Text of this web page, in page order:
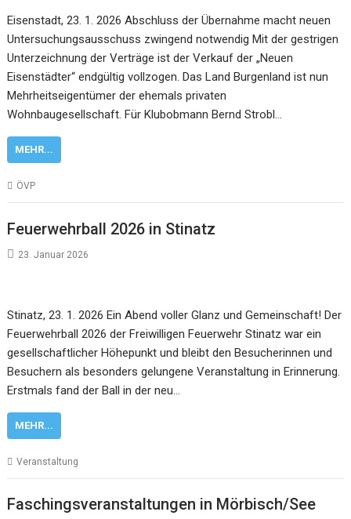
Eisenstadt, 23. 1. 2026 Abschluss der Übernahme macht neuen
Untersuchungsausschuss zwingend notwendig Mit der gestrigen
Unterzeichnung der Verträge ist der Verkauf der „Neuen
Eisenstädter“ endgültig vollzogen. Das Land Burgenland ist nun
Mehrheitseigentümer der ehemals privaten
Wohnbaugesellschaft. Für Klubobmann Bernd Strobl…
MEHR...
ÖVP
Feuerwehrball 2026 in Stinatz
23. Januar 2026
Stinatz, 23. 1. 2026 Ein Abend voller Glanz und Gemeinschaft! Der
Feuerwehrball 2026 der Freiwilligen Feuerwehr Stinatz war ein
gesellschaftlicher Höhepunkt und bleibt den Besucherinnen und
Besuchern als besonders gelungene Veranstaltung in Erinnerung.
Erstmals fand der Ball in der neu…
MEHR...
Veranstaltung
Faschingsveranstaltungen in Mörbisch/See